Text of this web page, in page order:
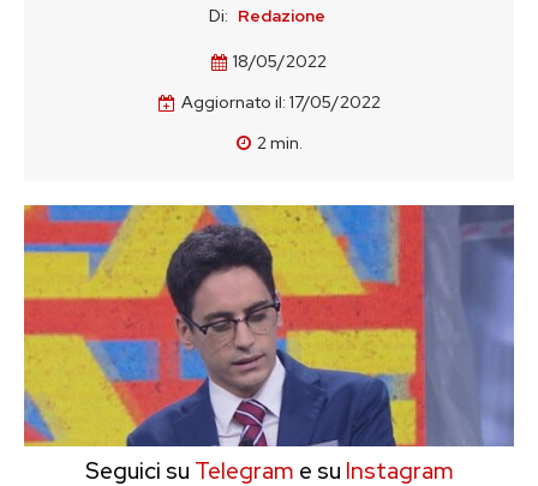
Di: Redazione
18/05/2022
Aggiornato il: 17/05/2022
2min.
Seguici su Telegram e su Instagram